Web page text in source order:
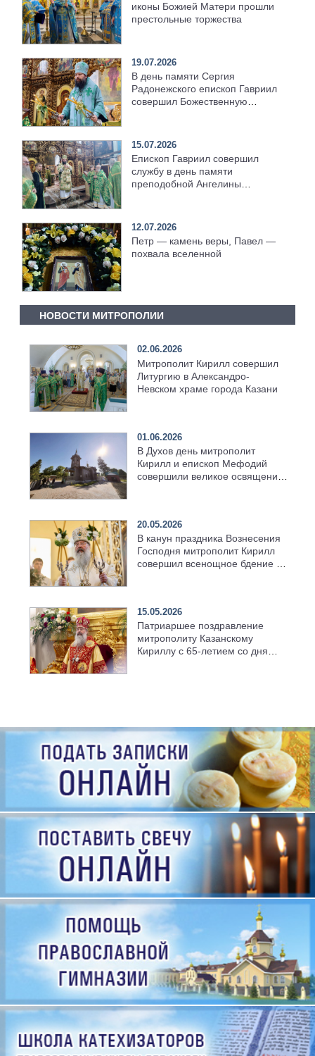
иконы Божией Матери прошли
престольные торжества
19.07.2026
В день памяти Сергия
Радонежского епископ Гавриил
совершил Божественную
15.07.2026
Епископ Гавриил совершил
службу в день памяти
преподобной Ангелины
12.07.2026
Петр — камень веры, Павел —
похвала вселенной
НОВОСТИ МИТРОПОЛИИ
02.06.2026
Митрополит Кирилл совершил
Литургию в Александро-
Невском храме города Казани
01.06.2026
В Духов день митрополит
Кирилл и епископ Мефодий
совершили великое освящение
20.05.2026
В канун праздника Вознесения
Господня митрополит Кирилл
совершил всенощное бдение в
15.05.2026
Патриаршее поздравление
митрополиту Казанскому
Кириллу с 65-летием со дня